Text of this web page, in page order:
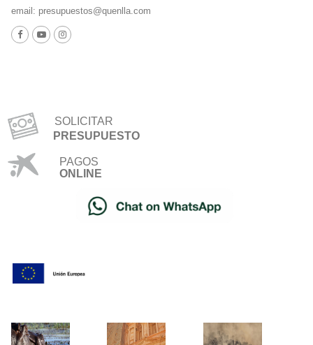
email: presupuestos@quenlla.com
SOLICITAR
PRESUPUESTO
PAGOS
ONLINE